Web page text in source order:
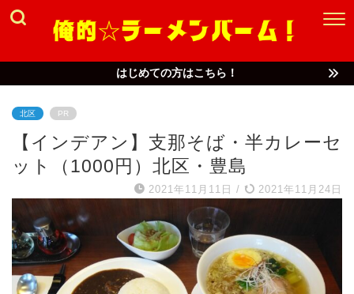
はじめての方はこちら！
北区 PR
【インデアン】支那そば・半カレーセ
ット（1000円）北区・豊島
2021年11月11日 / 2021年11月24日